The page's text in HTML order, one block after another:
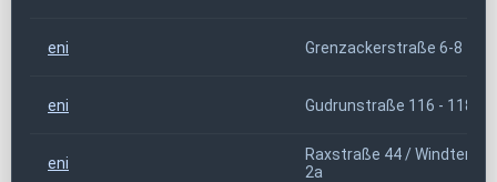
eni Grenzackerstraße 6-8
eni Gudrunstraße 116 - 118
eni
Raxstraße 44 /
2a